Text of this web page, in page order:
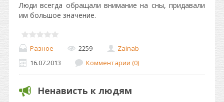
Люди всегда обращали внимание на сны, придавали
им большое значение.
Разное 2259
Zainab
16.07.2013
Комментарии (0)
Ненависть к людям